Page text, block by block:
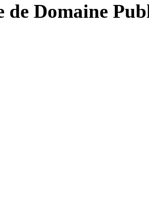
de Domaine